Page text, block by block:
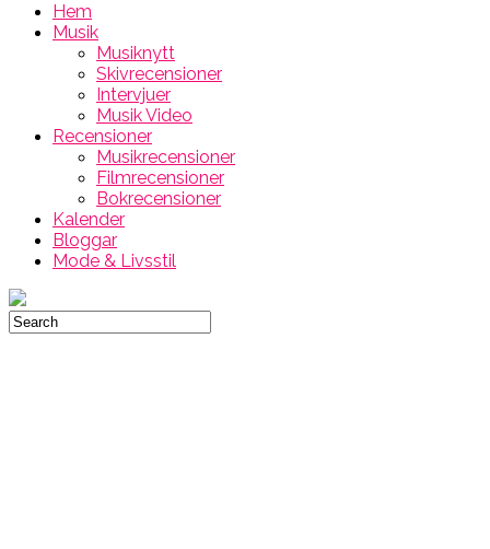
Hem
Musik
Musiknytt
Skivrecensioner
Intervjuer
Musik Video
Recensioner
Musikrecensioner
Filmrecensioner
Bokrecensioner
Kalender
Bloggar
Mode & Livsstil